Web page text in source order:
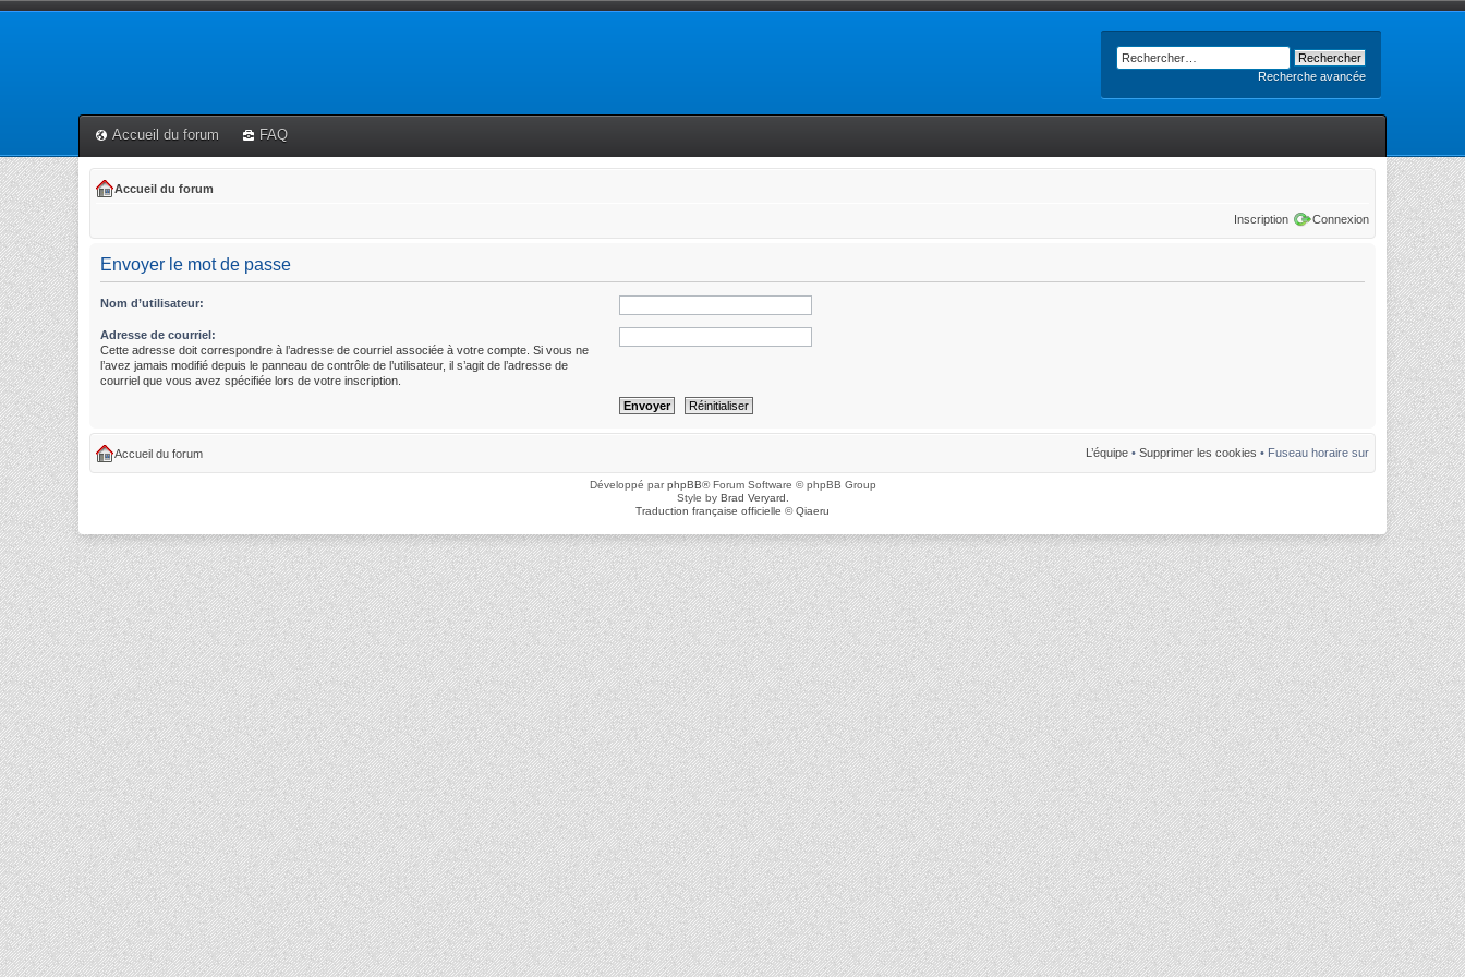
Recherche avancée
Accueil du forum FAQ
Accueil du forum
Inscription Connexion
Envoyer le mot de passe
Nom d’utilisateur:
Adresse de courriel:
Cette adresse doit correspondre à l’adresse de courriel associée à votre compte. Si vous ne
l’avez jamais modifié depuis le panneau de contrôle de l’utilisateur, il s’agit de l’adresse de
courriel que vous avez spécifiée lors de votre inscription.
Accueil du forum L’équipe • Supprimer les cookies • Fuseau horaire sur
Développé parphpBB® Forum Software © phpBB Group
Style by Brad Veryard
Traduction française officielle ©Qiaeru